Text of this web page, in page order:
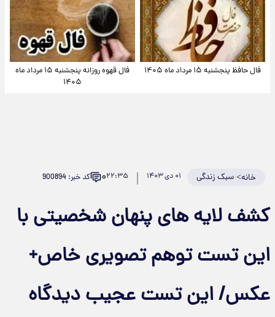
فال حافظ پنجشنبه ۱۵ مرداد ماه ۱۴۰۵
فال قهوه روزانه پنجشنبه ۱۵ مرداد ماه
۱۴۰۵
خانه>سبک زندگی ۰۱ دی ۱۴۰۳ ۲۲:۳۵۰ کد خبر: 900894
کشف لایه های پنهان شخصیتی با
این تست توهم تصویری خاص+
عکس/ این تست عجیب دیدگاه